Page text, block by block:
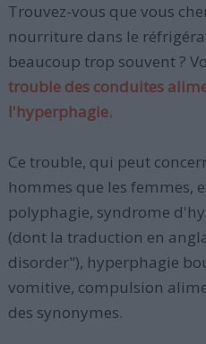
Trouvez-vous que vous
nourriture dans le
beaucoup trop souvent ?
trouble des conduites
l'hyperphagie.
Ce trouble, qui peut
hommes que les femmes,
polyphagie, syndrome
(dont la traduction en
disorder"), hyperphagie
vomitive, compulsion
des synonymes.